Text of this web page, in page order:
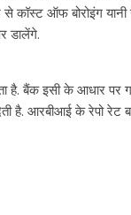
ऑफ बोरोइंग यानी
डालेंगे.
है. बैंक इसी के आधार पर
है. आरबीआई के रेपो रेट